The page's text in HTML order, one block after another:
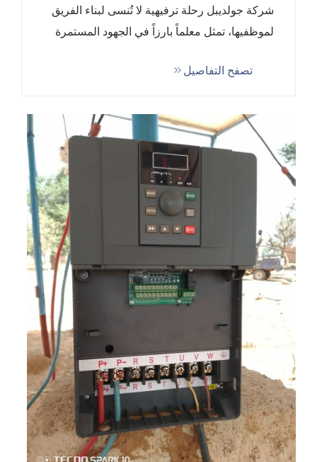
شركة جولديبل رحلة ترفيهية لا تُنسى لبناء الفريق
لموظفيها، تمثل معلماً بارزاً في الجهود المستمرة
تصفح التفاصيل